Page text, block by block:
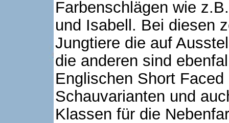
Farbenschlägen wie
und Isabell. Bei diesen
Jungtiere die auf
die anderen sind
Englischen Short
Schauvarianten und
Klassen für die